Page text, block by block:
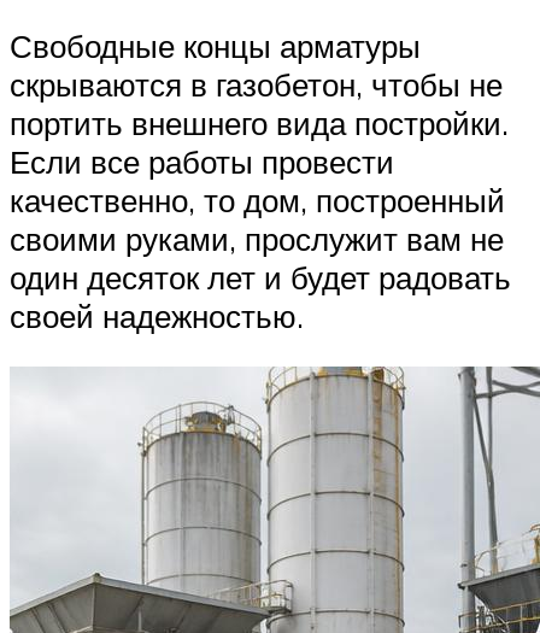
Свободные концы арматуры
скрываются в газобетон, чтобы не
портить внешнего вида постройки.
Если все работы провести
качественно, то дом, построенный
своими руками, прослужит вам не
один десяток лет и будет радовать
своей надежностью.